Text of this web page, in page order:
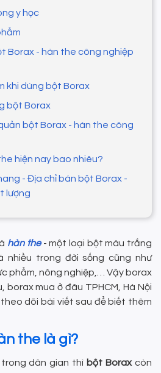
y học
Borax - hàn the công nghiệp
khi dùng bột Borax
bột Borax
bột Borax - hàn the công
hiện nay bao nhiêu?
- Địa chỉ bán bột Borax -
lượng
hàn the- một loại bột màu trắng
nhiều trong đời sống cũng như
phẩm, nông nghiệp,… Vậy borax
mua ở đâu TPHCM, Hà Nội
dõi bài viết sau để biết thêm
the là gì?
dân gian thì bột Boraxcòn